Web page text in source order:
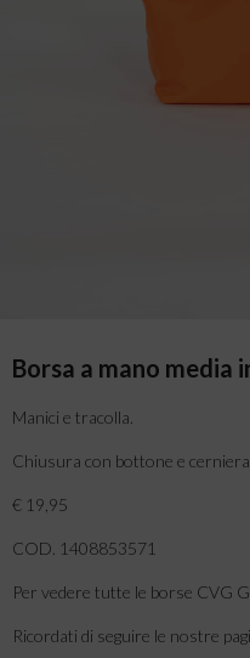
Borsa a mano media
Manici e tracolla.
Chiusura con bottone e cerniera.
€ 19,95
COD. 1408853571
Per vedere tutte le borse CVG
Ricordati di seguire le nostre